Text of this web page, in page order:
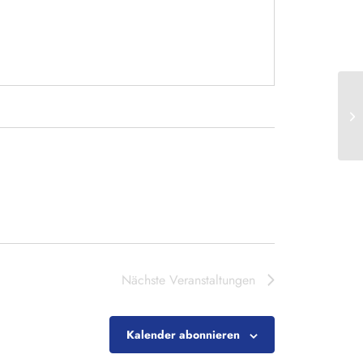
Nächste Veranstaltungen
Kalender abonnieren